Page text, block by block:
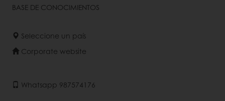
BASE DE CONOCIMIENTOS
Seleccione un país
Corporate website
Whatsapp 987574176